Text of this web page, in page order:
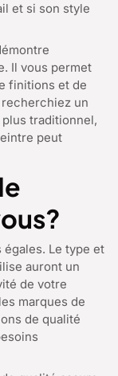
et si son style
Il vous permet
finitions et de
un
traditionnel,
peut
Le type et
auront un
de votre
marques de
de qualité